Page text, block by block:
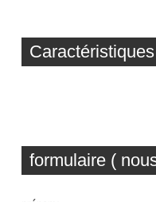
Caractéristiques
formulaire (